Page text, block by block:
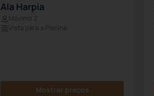
Ala Harpia
Máximo 2
Vista para a Piscina
Mostrar preços